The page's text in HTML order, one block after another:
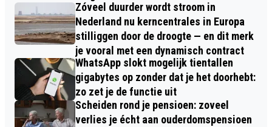
Zóveel duurder wordt stroom in
Nederland nu kerncentrales in Europa
stilliggen door de droogte — en dit merk
je vooral met een dynamisch contract
WhatsApp slokt mogelijk tientallen
gigabytes op zonder dat je het doorhebt:
zo zet je de functie uit
Scheiden rond je pensioen: zoveel
verlies je écht aan ouderdomspensioen